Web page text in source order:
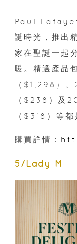
Paul Lafayet
誕時光，推出
家在聖誕一起
暖。精選產品
（$1,298）
（$238）及
（$318）等都
購買詳情：
5/Lady M